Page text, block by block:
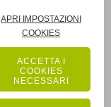
APRI IMPOSTAZIONI
COOKIES
ACCETTA I
COOKIES
NECESSARI